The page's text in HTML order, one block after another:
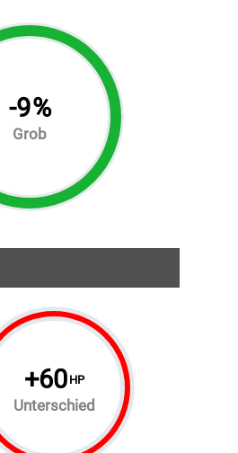
-9%
Grob
+60 HP
Unterschied